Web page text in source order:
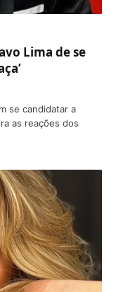
Lima de se
se candidatar a
as reações dos